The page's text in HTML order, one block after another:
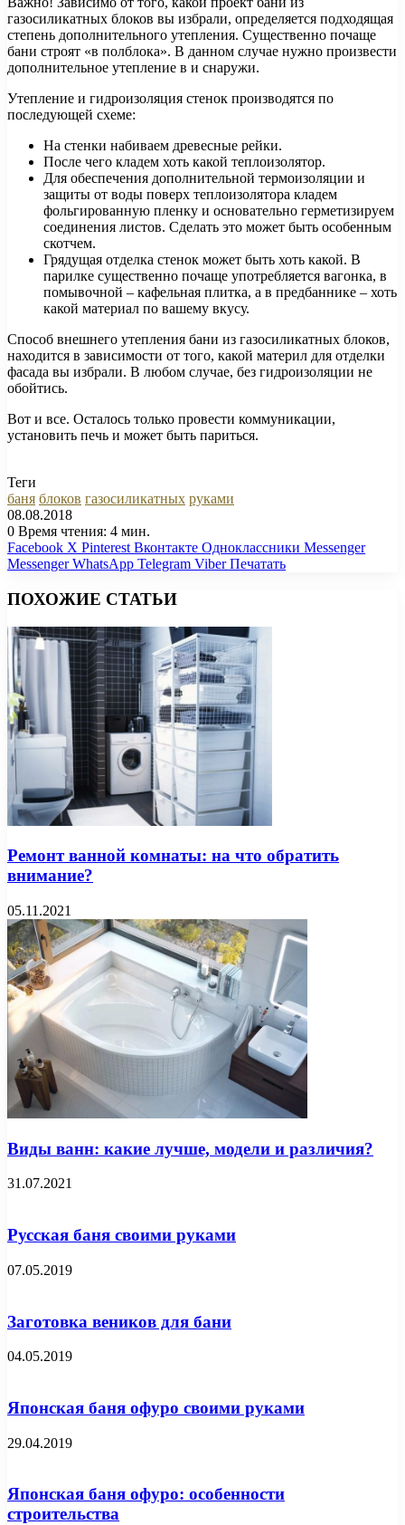
газосиликатных блоков вы избрали, определяется подходящая
степень дополнительного утепления. Существенно почаще
бани строят «в полблока». В данном случае нужно произвести
дополнительное утепление в и снаружи.
Утепление и гидроизоляция стенок производятся по
последующей схеме:
На стенки набиваем древесные рейки.
После чего кладем хоть какой теплоизолятор.
Для обеспечения дополнительной термоизоляции и
защиты от воды поверх теплоизолятора кладем
фольгированную пленку и основательно герметизируем
соединения листов. Сделать это может быть особенным
скотчем.
Грядущая отделка стенок может быть хоть какой. В
парилке существенно почаще употребляется вагонка, в
помывочной – кафельная плитка, а в предбаннике – хоть
какой материал по вашему вкусу.
Способ внешнего утепления бани из газосиликатных блоков,
находится в зависимости от того, какой материл для отделки
фасада вы избрали. В любом случае, без гидроизоляции не
обойтись.
Вот и все. Осталось только провести коммуникации,
установить печь и может быть париться.
Теги
баня блоков газосиликатных руками
08.08.2018
0 Время чтения: 4 мин.
Facebook X Pinterest Вконтакте Одноклассники Messenger
Messenger WhatsApp Telegram Viber Печатать
ПОХОЖИЕ СТАТЬИ
Ремонт ванной комнаты: на что обратить
внимание?
05.11.2021
Виды ванн: какие лучше, модели и различия?
31.07.2021
Русская баня своими руками
07.05.2019
Заготовка веников для бани
04.05.2019
Японская баня офуро своими руками
29.04.2019
Японская баня офуро: особенности
строительства